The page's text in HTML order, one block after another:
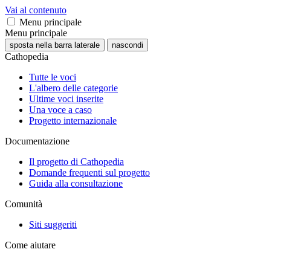
Vai al contenuto
Menu principale
Menu principale
sposta nella barra laterale nascondi
Cathopedia
Tutte le voci
L'albero delle categorie
Ultime voci inserite
Una voce a caso
Progetto internazionale
Documentazione
Il progetto di Cathopedia
Domande frequenti sul progetto
Guida alla consultazione
Comunità
Siti suggeriti
Come aiutare